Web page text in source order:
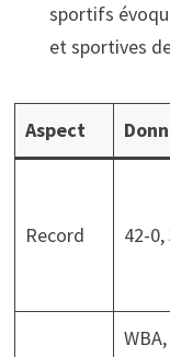
sportifs
et sportives
Aspect
Record 42-0,